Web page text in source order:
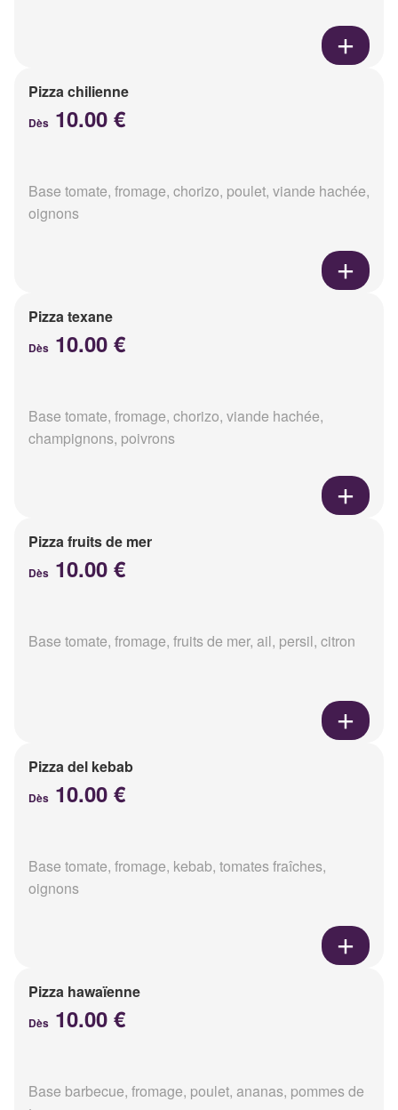
Pizza chilienne
Dès 10.00 €
Base tomate, fromage, chorizo, poulet, viande hachée,
oignons
Pizza texane
Dès 10.00 €
Base tomate, fromage, chorizo, viande hachée,
champignons, poivrons
Pizza fruits de mer
Dès 10.00 €
Base tomate, fromage, fruits de mer, ail, persil, citron
Pizza del kebab
Dès 10.00 €
Base tomate, fromage, kebab, tomates fraîches,
oignons
Pizza hawaïenne
Dès 10.00 €
Base barbecue, fromage, poulet, ananas, pommes de